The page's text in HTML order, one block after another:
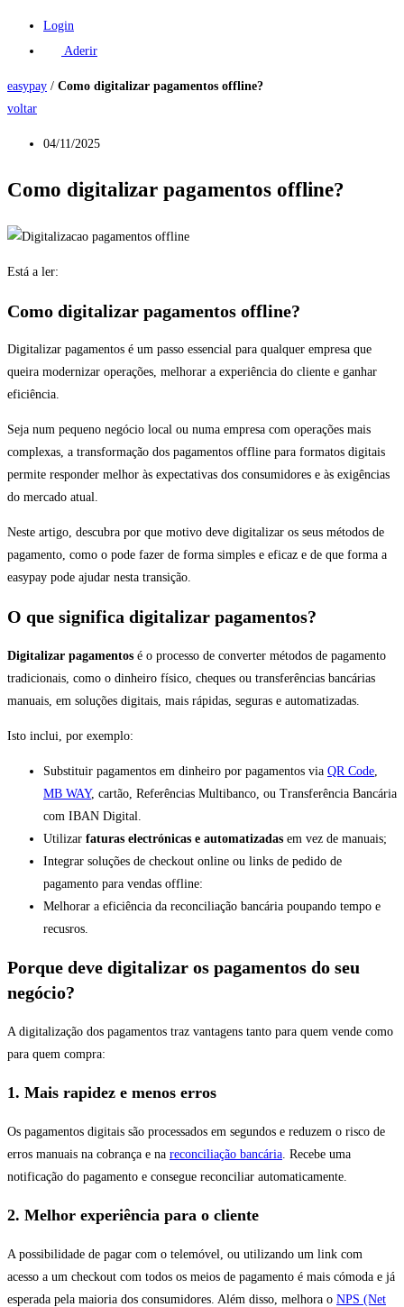
Login
Aderir
easypay / Como digitalizar pagamentos offline?
voltar
04/11/2025
Como digitalizar pagamentos offline?
Está a ler:
Como digitalizar pagamentos offline?
Digitalizar pagamentos é um passo essencial para qualquer empresa que
queira modernizar operações, melhorar a experiência do cliente e ganhar
eficiência.
Seja num pequeno negócio local ou numa empresa com operações mais
complexas, a transformação dos pagamentos offline para formatos digitais
permite responder melhor às expectativas dos consumidores e às exigências
do mercado atual.
Neste artigo, descubra por que motivo deve digitalizar os seus métodos de
pagamento, como o pode fazer de forma simples e eficaz e de que forma a
easypay pode ajudar nesta transição.
O que significa digitalizar pagamentos?
Digitalizar pagamentos é o processo de converter métodos de pagamento
tradicionais, como o dinheiro físico, cheques ou transferências bancárias
manuais, em soluções digitais, mais rápidas, seguras e automatizadas.
Isto inclui, por exemplo:
Substituir pagamentos em dinheiro por pagamentos via QR Code
MB WAY, cartão, Referências Multibanco, ou Transferência Bancária
com IBAN Digital.
Utilizar faturas electrónicas e automatizadas em vez de manuais;
Integrar soluções de checkout online ou links de pedido de
pagamento para vendas offline:
Melhorar a eficiência da reconciliação bancária poupando tempo e
recusros.
Porque deve digitalizar os pagamentos do seu
negócio?
A digitalização dos pagamentos traz vantagens tanto para quem vende como
para quem compra:
1. Mais rapidez e menos erros
Os pagamentos digitais são processados em segundos e reduzem o risco de
erros manuais na cobrança e na reconciliação bancária . Recebe uma
notificação do pagamento e consegue reconciliar automaticamente.
2. Melhor experiência para o cliente
A possibilidade de pagar com o telemóvel, ou utilizando um link com
acesso a um checkout com todos os meios de pagamento é mais cómoda e já
esperada pela maioria dos consumidores. Além disso, melhora o NPS (Net